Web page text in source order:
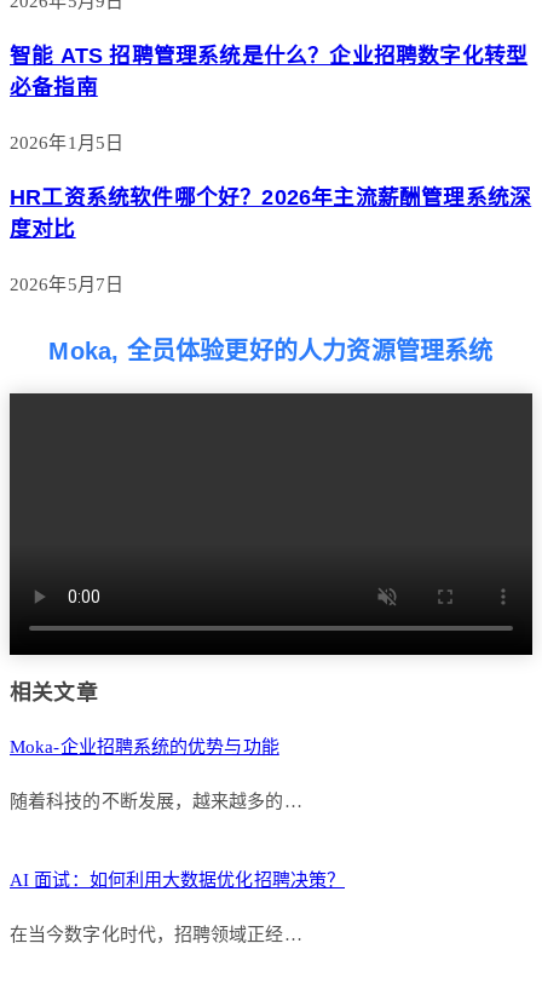
智能 ATS 招聘管理系统是什么？企业招聘数字化转型
必备指南
2026年1月5日
HR工资系统软件哪个好？2026年主流薪酬管理系统深
度对比
2026年5月7日
Moka, 全员体验更好的人力资源管理系统
相关文章
Moka-企业招聘系统的优势与功能
随着科技的不断发展，越来越多的…
AI 面试：如何利用大数据优化招聘决策？
在当今数字化时代，招聘领域正经…